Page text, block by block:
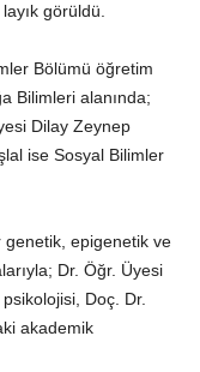
görüldü.
Bölümü öğretim
Bilimleri alanında;
Dilay Zeynep
ise Sosyal Bilimler
genetik, epigenetik ve
Dr. Öğr. Üyesi
Doç. Dr.
akademik